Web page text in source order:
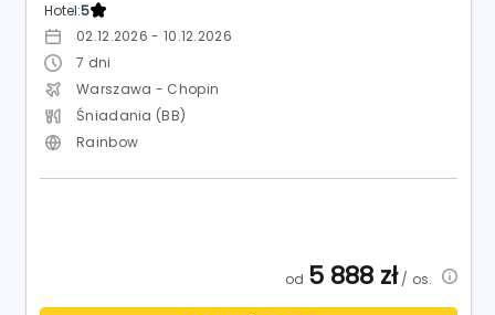
Hotel:5
02.12.2026 - 10.12.2026
7 dni
Warszawa - Chopin
Śniadania (BB)
Rainbow
od 5 888 zł/ os.